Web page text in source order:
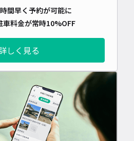
間早く予約が可能に
車料金が常時10%OFF
しく見る